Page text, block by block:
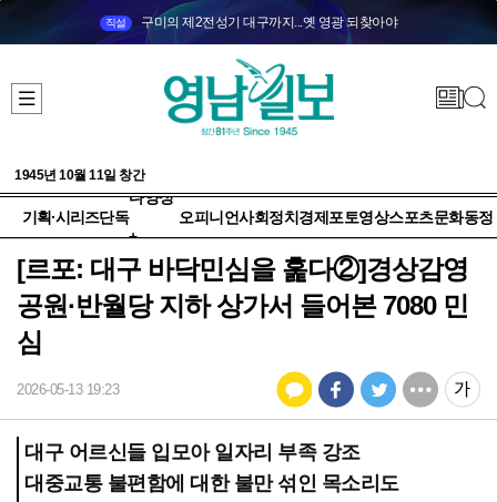
직설 구미의 제2전성기 대구까지...옛 영광 되찾아야
1945년 10월 11일 창간
기획·시리즈단독
다양성
+
오피니언사회정치 경제 포토영상스포츠문화동정
[르포: 대구 바닥민심을 훑다②]경상감영
공원·반월당 지하 상가서 들어본 7080 민
심
2026-05-13 19:23
대구 어르신들 입모아 일자리 부족 강조
대중교통 불편함에 대한 불만 섞인 목소리도